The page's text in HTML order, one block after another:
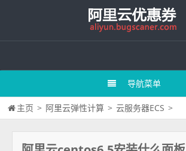
导航菜单
主页 > 阿里云弹性计算 > 云服务器ECS >